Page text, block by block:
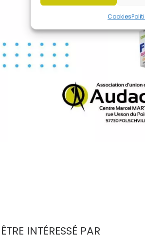
Cookies
INTÉRESSÉ PAR